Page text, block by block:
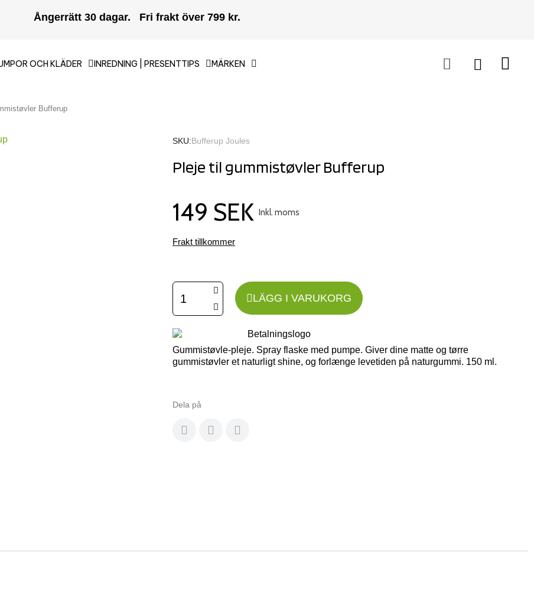
Ångerrätt 30 dagar. Fri frakt över 799 kr.
OCH KLÄDER INREDNING | PRESENTTIPS MÄRKEN
Bufferup
SKU Bufferup Joules
Pleje til gummistøvler Bufferup
149 SEK Inkl. moms
Frakt tillkommer
LÄGG I VARUKORG
Gummistøvle-pleje. Spray flaske med pumpe. Giver dine matte og tørre
gummistøvler et naturligt shine, og forlænge levetiden på naturgummi. 150 ml.
Dela på